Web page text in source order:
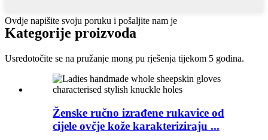
Ovdje napišite svoju poruku i pošaljite nam je
Kategorije proizvoda
Usredotočite se na pružanje mong pu rješenja tijekom 5 godina.
Ženske ručno izrađene rukavice od
cijele ovčje kože karakteriziraju ...